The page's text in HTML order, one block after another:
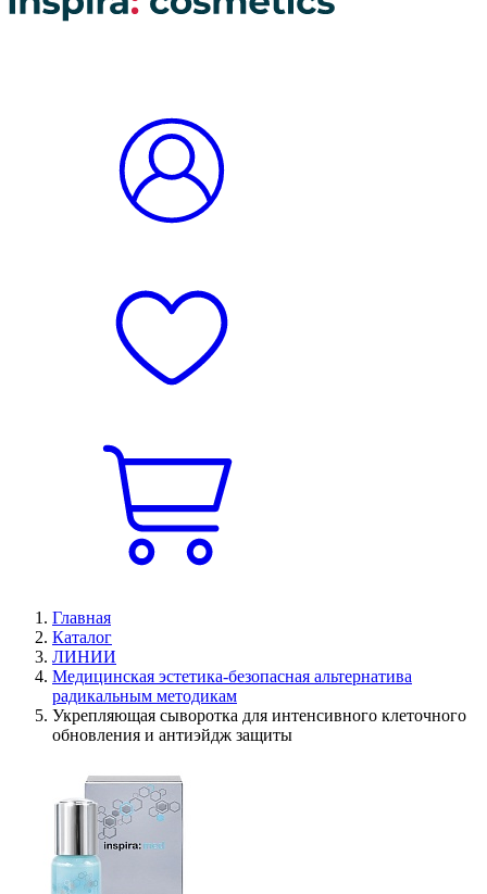
Главная
Каталог
ЛИНИИ
Медицинская эстетика-безопасная альтернатива
радикальным методикам
Укрепляющая сыворотка для интенсивного клеточного
обновления и антиэйдж защиты